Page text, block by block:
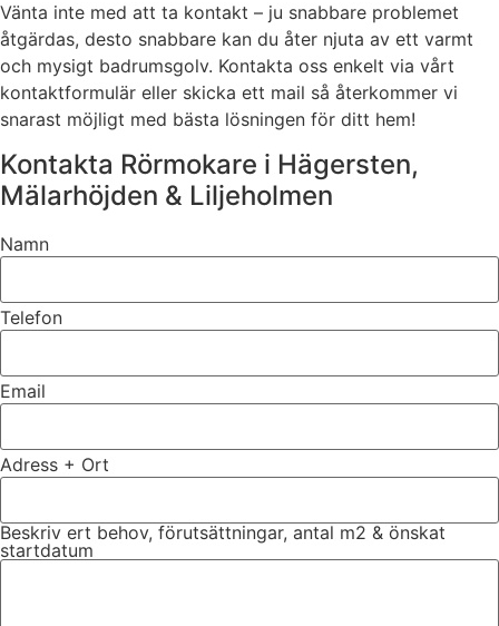
Vänta inte med att ta kontakt – ju snabbare problemet
åtgärdas, desto snabbare kan du åter njuta av ett varmt
och mysigt badrumsgolv. Kontakta oss enkelt via vårt
kontaktformulär eller skicka ett mail så återkommer vi
snarast möjligt med bästa lösningen för ditt hem!
Kontakta Rörmokare i Hägersten,
Mälarhöjden & Liljeholmen
Namn
Telefon
Email
Adress + Ort
Beskriv ert behov, förutsättningar, antal m2 & önskat
startdatum